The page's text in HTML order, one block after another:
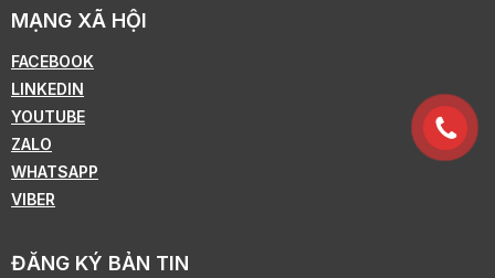
MẠNG XÃ HỘI
FACEBOOK
LINKEDIN
YOUTUBE
ZALO
WHATSAPP
VIBER
ĐĂNG KÝ BẢN TIN